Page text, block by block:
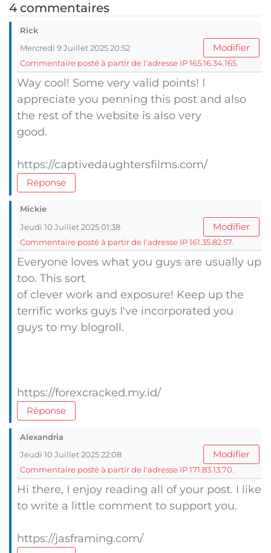
4 commentaires
Rick
Mercredi 9 Juillet 2025 20:52
Modifier
Commentaire posté à partir de l'adresse IP 165.16.34.165.
Way cool! Some very valid points! I
appreciate you penning this post and also
the rest of the website is also very
good.
https://captivedaughtersfilms.com/
Réponse
Mickie
Jeudi 10 Juillet 2025 01:38
Modifier
Commentaire posté à partir de l'adresse IP 161.35.82.57.
Everyone loves what you guys are usually up
too. This sort
of clever work and exposure! Keep up the
terrific works guys I've incorporated you
guys to my blogroll.
https://forexcracked.my.id/
Réponse
Alexandria
Jeudi 10 Juillet 2025 22:08
Modifier
Commentaire posté à partir de l'adresse IP 171.83.13.70.
Hi there, I enjoy reading all of your post. I like
to write a little comment to support you.
https://jasframing.com/